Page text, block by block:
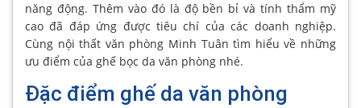
năng động. Thêm vào đó là độ bền bỉ và tính thẩm mỹ
cao đã đáp ứng được tiêu chí của các doanh nghiệp.
Cùng nội thất văn phòng Minh Tuân tìm hiểu về những
ưu điểm của ghế bọc da văn phòng nhé.
Đặc điểm ghế da văn phòng